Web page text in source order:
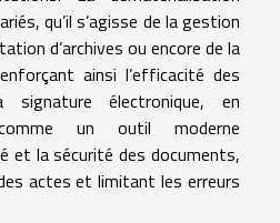
qu’il s’agisse de la gestion
d’archives ou encore de la
ainsi l’efficacité des
signature électronique, en
un outil moderne
et la sécurité des documents,
actes et limitant les erreurs